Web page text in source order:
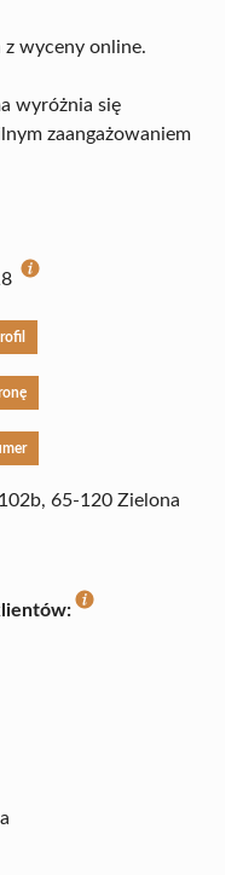
wyceny online.
wyróżnia się
zaangażowaniem
65-120 Zielona